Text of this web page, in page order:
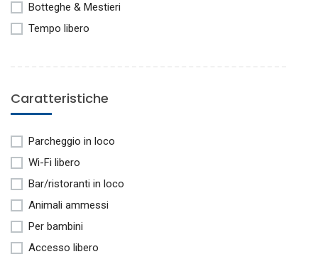
Botteghe & Mestieri
Tempo libero
Caratteristiche
Parcheggio in loco
Wi-Fi libero
Bar/ristoranti in loco
Animali ammessi
Per bambini
Accesso libero